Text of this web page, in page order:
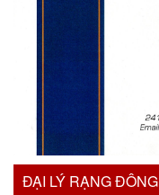
ĐẠI LÝ RẠNG ĐÔNG